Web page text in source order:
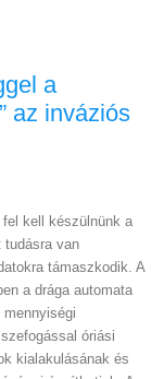
a
az inváziós
kell készülnünk a
tudásra van
támaszkodik. A
a drága automata
óriási
kialakulásának és